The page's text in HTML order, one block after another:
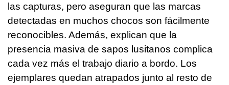
las capturas, pero aseguran que las marcas
detectadas en muchos chocos son fácilmente
reconocibles. Además, explican que la
presencia masiva de sapos lusitanos complica
cada vez más el trabajo diario a bordo. Los
ejemplares quedan atrapados junto al resto de